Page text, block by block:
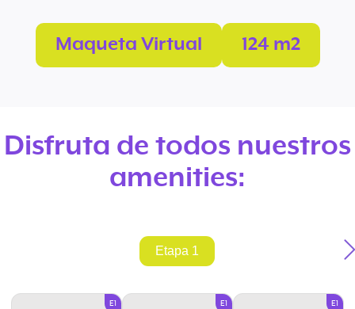
Maqueta Virtual 124 m2
Disfruta de todos nuestros
amenities:
Etapa 1
E1 E1 E1